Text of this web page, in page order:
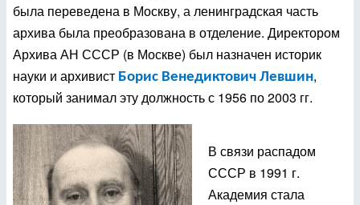
была переведена в Москву, аленинградская часть
архива была преобразована в отделение. Директором
Архива АН СССР (в Москве) был назначен историк
науки и архивист Борис Венедиктович Левшин,
который занимал эту должность с 1956 по 2003 гг.
В связи распадом
СССР в 1991 г.
Академия стала